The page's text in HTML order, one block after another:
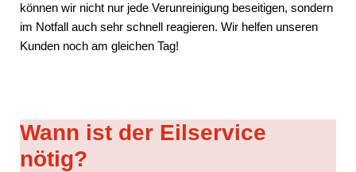
können wir nicht nur jede Verunreinigung beseitigen, sondern
im Notfall auch sehr schnell reagieren. Wir helfen unseren
Kunden noch am gleichen Tag!
Wann ist der Eilservice
nötig?